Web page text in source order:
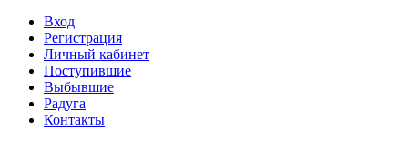
Вход
Регистрация
Личный кабинет
Поступившие
Выбывшие
Радуга
Контакты